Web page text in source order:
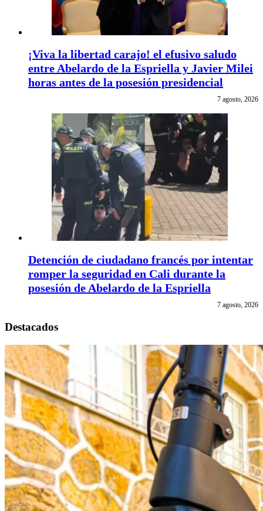
¡Viva la libertad carajo! el efusivo saludo
entre Abelardo de la Espriella y Javier Milei
horas antes de la posesión presidencial
7 agosto, 2026
Detención de ciudadano francés por intentar
romper la seguridad en Cali durante la
posesión de Abelardo de la Espriella
7 agosto, 2026
Destacados